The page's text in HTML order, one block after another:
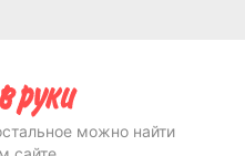
можно найти